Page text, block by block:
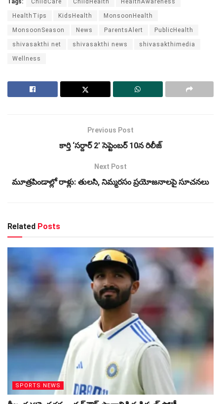
HealthTips KidsHealth MonsoonHealth
MonsoonSeason News ParentsAlert PublicHealth
shivasakthi net shivasakthi news shivasakthimedia
Wellness
Previous Post
కార్తి ‘సర్దార్ 2’ సెప్టెంబర్ 10న రిలీజ్
Next Post
మూత్రపిండాల్లో రాళ్లు: తులసి, నిమ్మరసం ప్రయోజనాలపై సూచనలు
Related Posts
SPORTS NEWS